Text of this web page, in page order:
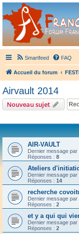
France
Didgeridoo et Guimbarde sur
Smartfeed FAQ
Accueil du forum
Airvault 2014
Nouveau sujet
AIR-VAULT
Dernier message par
Réponses : 8
Ateliers
Dernier message par
Réponses : 14
recherche
Dernier message par
Réponses : 2
et y a qui qui
Dernier message par
Réponses : 2